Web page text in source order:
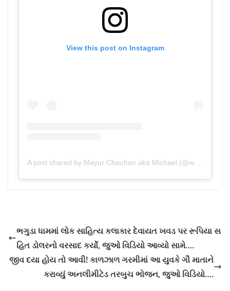
View this post on Instagram
A post shared by Mayur Chauhan aka Michael (@whomayurchauhan)
ભગુડા ધામમાં લોક સાહિત્ય કલાકાર દેવાયત ખવડ પર રૂપિયા સ
હિત ડોલરનો વરસાદ કર્યો, જુઓ વિડિયો આવ્યો સામે….
જીવ દયા હોય તો આવી! કાળઝાળ ગરમીમાં આ યુવકે ગૌ માતાને
કરાવ્યું અનલીમીટેડ તરબુચ ભોજન, જુઓ વિડિયો….